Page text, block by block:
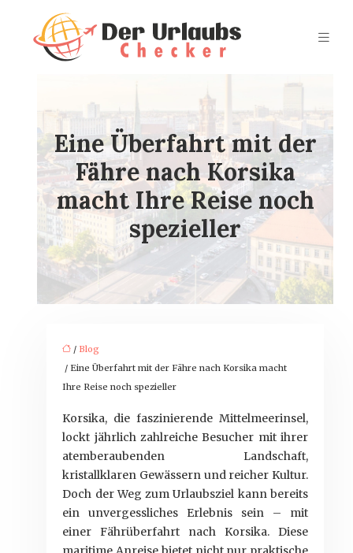
Eine Überfahrt mit der
Fähre nach Korsika
macht Ihre Reise noch
spezieller
/ Blog
/ Eine Überfahrt mit der Fähre nach Korsika macht
Ihre Reise noch spezieller
Korsika, die faszinierende Mittelmeerinsel,
lockt jährlich zahlreiche Besucher mit ihrer
atemberaubenden Landschaft,
kristallklaren Gewässern und reicher Kultur.
Doch der Weg zum Urlaubsziel kann bereits
ein unvergessliches Erlebnis sein – mit
einer Fährüberfahrt nach Korsika. Diese